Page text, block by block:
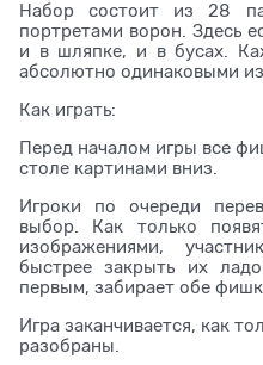
Набор состоит из 28
портретами ворон. Здесь
и в шляпке, и в бусах.
абсолютно одинаковыми
Как играть:
Перед началом игры все
столе картинами вниз.
Игроки по очереди
выбор. Как только
изображениями,
быстрее закрыть их
первым, забирает обе
Игра заканчивается, как
разобраны.